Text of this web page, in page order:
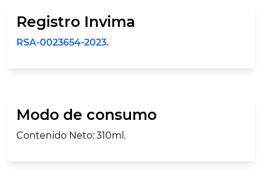
Registro Invima
RSA-0023654-2023.
Modo de consumo
Contenido Neto: 310ml.